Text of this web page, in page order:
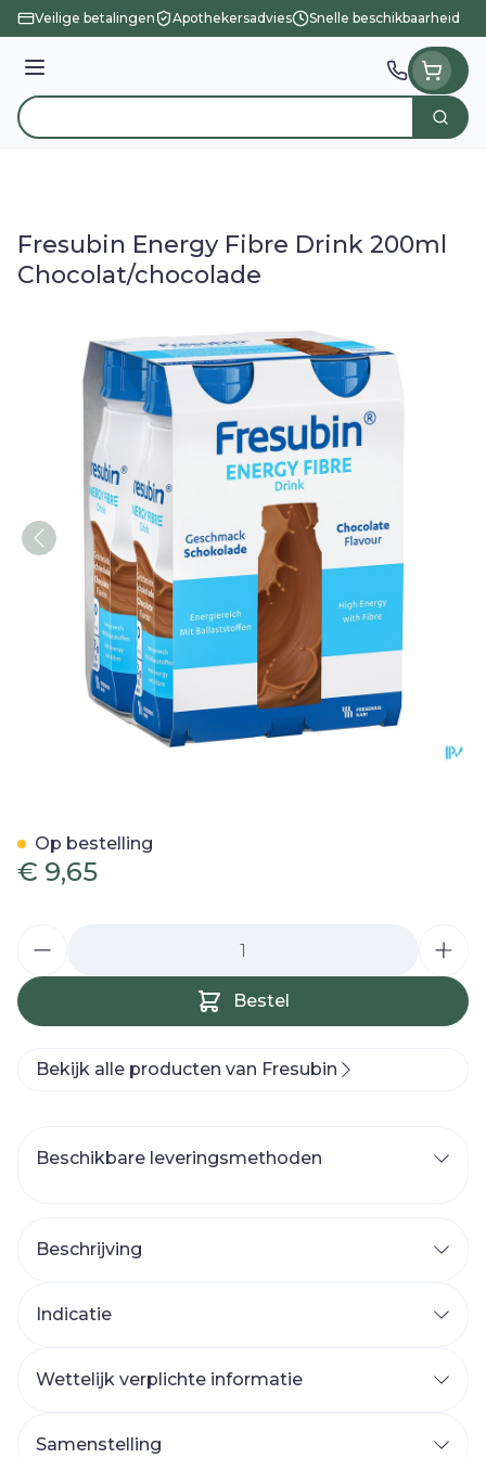
Ga naar de inhoud
Veilige betalingen Apothekersadvies Snelle beschikbaarheid
Menu
Product, merk, categorie... Zoek
Fresubin Energy Fibre Drink 200ml
Chocolat/chocolade
€ 9,65
Bestel
Op bestelling
Bekijk alle producten van Fresubin
Beschikbare leveringsmethoden
Beschrijving
Indicatie
Wettelijk verplichte informatie
Samenstelling